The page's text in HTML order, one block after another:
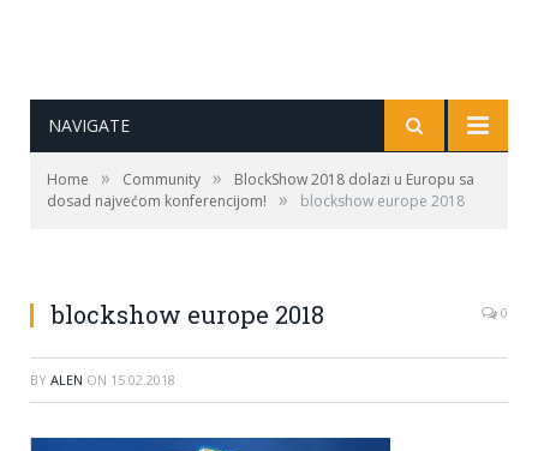
NAVIGATE
Home » Community »
BlockShow 2018 dolazi u Europu sa
dosad najvećom konferencijom!
» blockshow europe 2018
blockshow europe 2018 0
BY ALEN ON 15.02.2018